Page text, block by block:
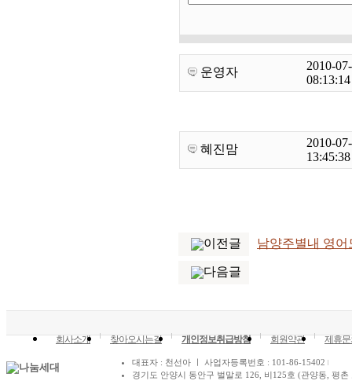
운영자
2010-
08:13:14
혜진맘
2010-
13:45:38
이전글 남양주별내 영
다음글
회사소개 찾아오시는길 개인정보취급방침 회원약관 제휴
대표자 : 천선아 ㅣ 사업자등록번호 : 101-86-15402
경기도 안양시 동안구 벌말로 126, 비125호 (관양동, 평